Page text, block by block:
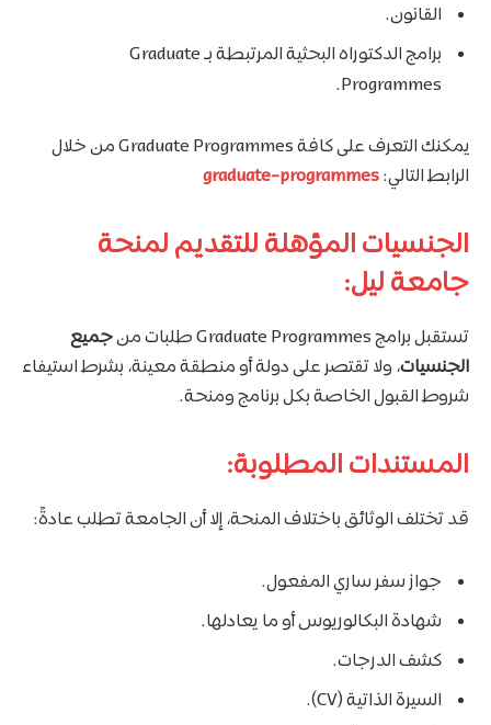
القانون.
برامج الدكتوراه البحثية المرتبطة بـ Graduate
Programmes.
يمكنك التعرف على كافة Graduate Programmes من خلال
الرابط التالي:graduate-programmes
الجنسيات المؤهلة للتقديم لمنحة
جامعة ليل:
تستقبل برامج Graduate Programmes طلبات من
جميع
الجنسيات، ولا تقتصر على دولة أو منطقة معينة، بشرط استيفاء
شروط القبول الخاصة بكل برنامج ومنحة.
المستندات المطلوبة:
قد تختلف الوثائق باختلاف المنحة، إلا أن الجامعة تطلب عادةً:
جواز سفر ساري المفعول.
شهادة البكالوريوس أو ما يعادلها.
كشف الدرجات.
السيرة الذاتية (CV).